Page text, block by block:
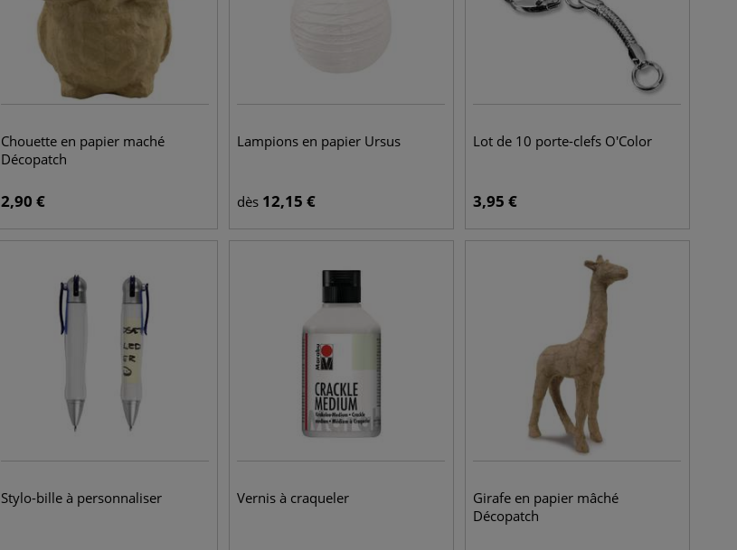
Chouette en papier maché
Décopatch
2,90 €
Lampions en papier Ursus
dès 12,15 €
Lot de 10 porte-clefs O'Color
3,95 €
Stylo-bille à personnaliser Vernis à craqueler
Girafe en papier mâché
Décopatch